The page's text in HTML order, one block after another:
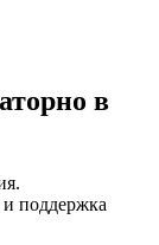
в
поддержка